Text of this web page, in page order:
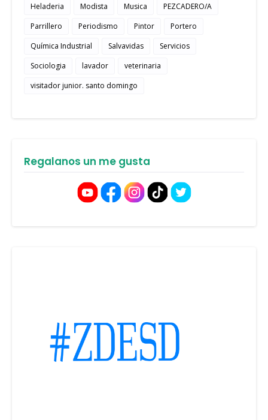
Heladeria
Modista Musica
PEZCADERO/A
Parrillero
Periodismo Pintor
Portero
Química Industrial
Salvavidas
Servicios
Sociologia
lavador
veterinaria
visitador junior. santo domingo
Regalanos un me gusta